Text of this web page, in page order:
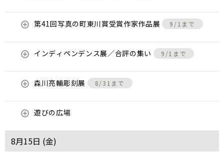
第41回写真の町東川賞受賞作家作品展 9/1まで
インディペンデンス展／合評の集い 9/1まで
森川亮輔彫刻展 8/31まで
遊びの広場
8月15日 (金)